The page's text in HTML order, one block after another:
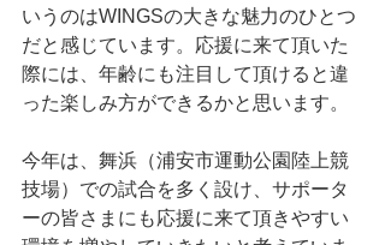
いうのはWINGSの大きな魅力のひとつ
だと感じています。応援に来て頂いた
際には、年齢にも注目して頂けると違
った楽しみ方ができるかと思います。
今年は、舞浜（浦安市運動公園陸上競
技場）での試合を多く設け、サポータ
ーの皆さまにも応援に来て頂きやすい